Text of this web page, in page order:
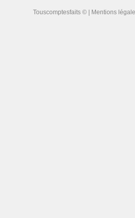
Touscomptesfaits © | Mentions